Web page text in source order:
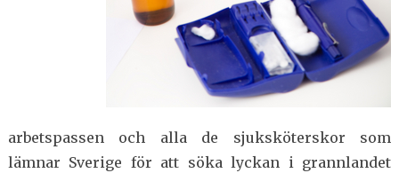
arbetspassen och alla de sjuksköterskor som
lämnar Sverige för att söka lyckan i grannlandet